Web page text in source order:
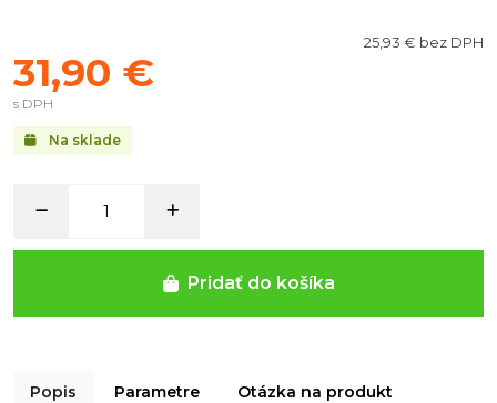
Na sklade
25,93 € bez DPH
31,90 €
s DPH
Pridať do košíka
Popis Parametre Otázka na produkt